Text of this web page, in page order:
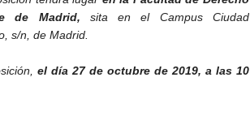
de Madrid, sita en el Campus Ciudad
s/n, de Madrid.
el día 27 de octubre de 2019, a las 10